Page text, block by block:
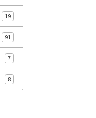
19
91
7
8